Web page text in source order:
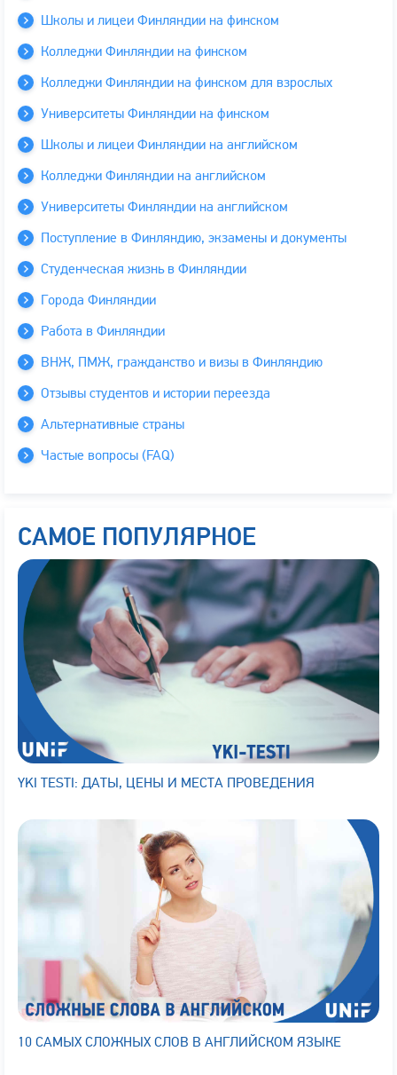
Школы и лицеи Финляндии на финском
Колледжи Финляндии на финском
Колледжи Финляндии на финском для взрослых
Университеты Финляндии на финском
Школы и лицеи Финляндии на английском
Колледжи Финляндии на английском
Университеты Финляндии на английском
Поступление в Финляндию, экзамены и документы
Студенческая жизнь в Финляндии
Города Финляндии
Работа в Финляндии
ВНЖ, ПМЖ, гражданство и визы в Финляндию
Отзывы студентов и истории переезда
Альтернативные страны
Частые вопросы (FAQ)
САМОЕ ПОПУЛЯРНОЕ
YKI TESTI: ДАТЫ, ЦЕНЫ И МЕСТА ПРОВЕДЕНИЯ
10 САМЫХ СЛОЖНЫХ СЛОВ В АНГЛИЙСКОМ ЯЗЫКЕ